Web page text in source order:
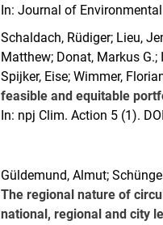
In: Journal of
Schaldach, Rüdiger; Lieu,
Matthew; Donat, Markus
Spijker, Eise; Wimmer,
feasible and equitable
In: npj Clim. Action 5 (1).
Güldemund, Almut;
The regional nature of
national, regional and city